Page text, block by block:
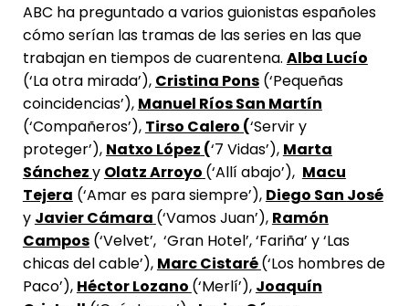
ABC ha preguntado a varios guionistas españoles
cómo serían las tramas de las series en las que
trabajan en tiempos de cuarentena. Alba Lucío
(‘La otra mirada’), Cristina Pons(‘Pequeñas
coincidencias’), Manuel Ríos San Martín
(‘Compañeros’), Tirso Calero (‘Servir y
proteger’), Natxo López (‘7 Vidas’), Marta
Sánchezy Olatz Arroyo (‘Allí abajo’), Macu
Tejera (‘Amar es para siempre’), Diego San José
y Javier Cámara (‘Vamos Juan’), Ramón
Campos(‘Velvet’, ‘Gran Hotel’, ‘Fariña’ y ‘Las
chicas del cable’), Marc Cistaré(‘Los hombres de
Paco’), Héctor Lozano (‘Merlí’), Joaquín